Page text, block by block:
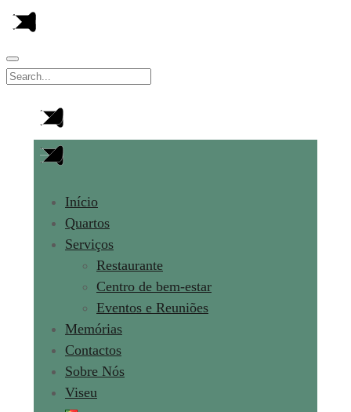
Início
Quartos
Serviços
Restaurante
Centro de bem-estar
Eventos e Reuniões
Memórias
Contactos
Sobre Nós
Viseu